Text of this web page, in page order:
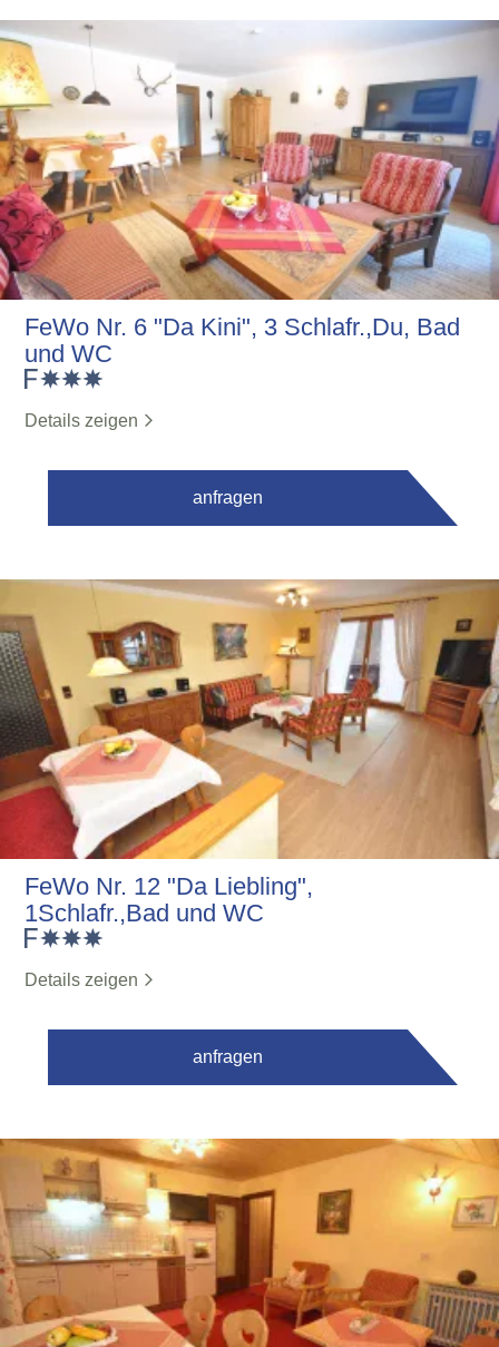
FeWo Nr. 6 "Da Kini", 3 Schlafr.,Du, Bad
und WC
Details zeigen
anfragen
FeWo Nr. 12 "Da Liebling",
1Schlafr.,Bad und WC
Details zeigen
anfragen